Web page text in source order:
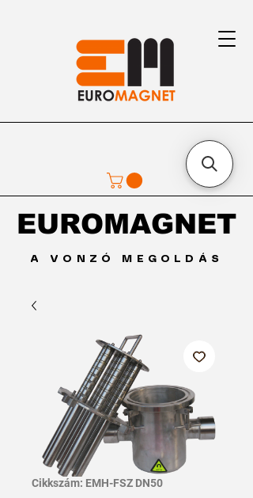
A VONZÓ MEGOLDÁS
EUROMAGNET
EUROMAGNET
Cikkszám: EMH-FSZ DN50